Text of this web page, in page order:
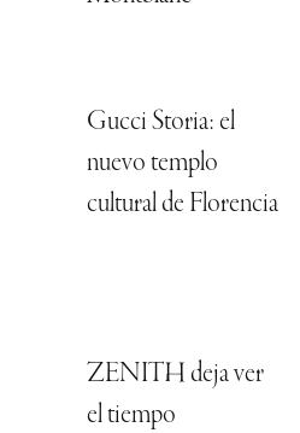
Gucci Storia: el
nuevo templo
cultural de Florencia
ZENITH deja ver
el tiempo